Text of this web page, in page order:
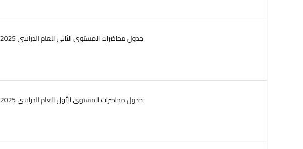
جدول محاضرات المستوى الثانى للعام الدراسي 2025 / 2026 (الفصل الدراسي الأول)
جدول محاضرات المستوى الأول للعام الدراسي 2025 / 2026 (الفصل الدراسي الأول)